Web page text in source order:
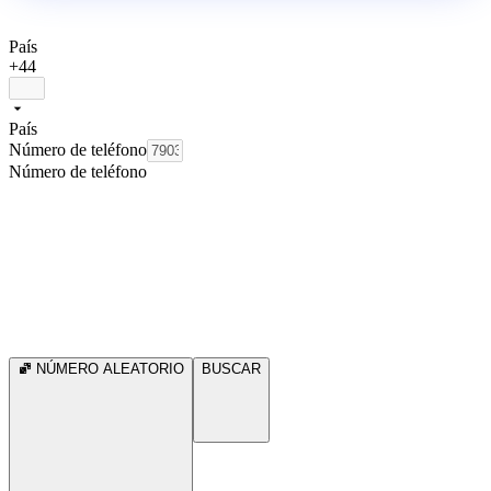
País
+44
País
Número de teléfono
Número de teléfono
NÚMERO ALEATORIO BUSCAR